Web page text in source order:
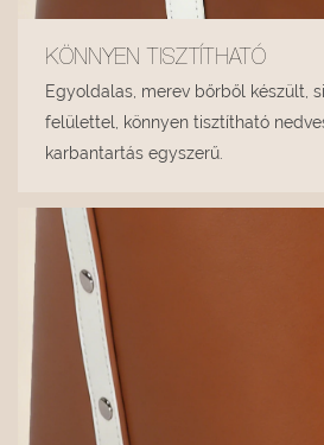
KÖNNYEN TISZTÍTHATÓ
Egyoldalas, merev bőrből készült,
felülettel, könnyen tisztítható
karbantartás egyszerű.